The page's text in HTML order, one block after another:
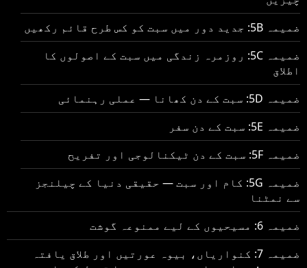
ضمیمہ 5B: جدید دور میں سبت کو کس طرح قائم رکھیں
ضمیمہ 5C: روزمرہ زندگی میں سبت کے اصولوں کا
اطلاق
ضمیمہ 5D: سبت کے دن کھانا — عملی رہنمائی
ضمیمہ 5E: سبت کے دن سفر
ضمیمہ 5F: سبت کے دن ٹیکنالوجی اور تفریح
ضمیمہ 5G: کام اور سبت — حقیقی دنیا کے چیلنجز
سے نمٹنا
ضمیمہ 6: مسیحیوں کے لیے ممنوعہ گوشت
ضمیمہ 7: کنواریاں، بیوہ عورتیں اور طلاق یافتہ